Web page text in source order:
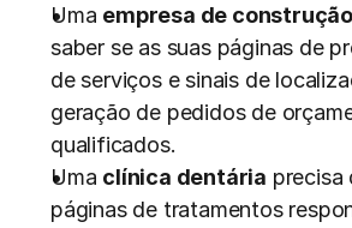
Uma empresa de construção
saber se as suas páginas de
de serviços e sinais de
geração de pedidos de
qualificados.
Uma clínica dentária precisa
páginas de tratamentos